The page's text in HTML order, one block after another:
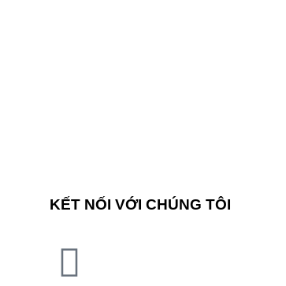
KẾT NỐI VỚI CHÚNG TÔI